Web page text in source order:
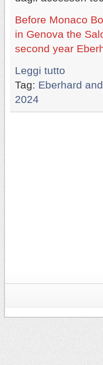
Before Monaco
in Genova the
second year
Leggi tutto
Tag: Eberhard and
2024